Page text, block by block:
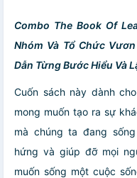
Combo The Book Of
Nhóm Và Tổ Chức
Dẫn Từng Bước Hiểu Và
Cuốn sách này dành
mong muốn tạo ra sự
mà chúng ta đang
hứng và giúp đỡ mọi
muốn sống một cuộc